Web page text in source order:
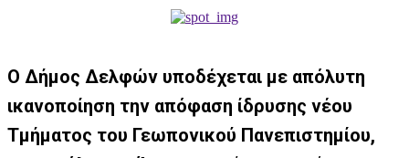
Ο Δήμος Δελφών υποδέχεται με απόλυτη
ικανοποίηση την απόφαση ίδρυσης νέου
Τμήματος του Γεωπονικού Πανεπιστημίου,